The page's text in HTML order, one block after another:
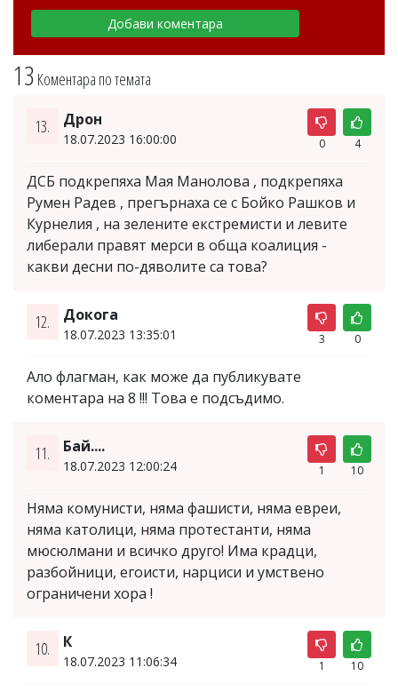
13 Коментара по темата
13. Дрон
18.07.2023 16:00:00 0 4
ДСБ подкрепяха Мая Манолова , подкрепяха
Румен Радев , прегърнаха се с Бойко Рашков и
Курнелия , на зелените екстремисти и левите
либерали правят мерси в обща коалиция -
какви десни по-дяволите са това?
12. Докога
18.07.2023 13:35:01 3 0
Ало флагман, как може да публикувате
коментара на 8 !!! Това е подсъдимо.
11. Бай....
18.07.2023 12:00:24 1 10
Няма комунисти, няма фашисти, няма евреи,
няма католици, няма протестанти, няма
мюсюлмани и всичко друго! Има крадци,
разбойници, егоисти, нарциси и умствено
ограничени хора !
10. К
18.07.2023 11:06:34 1 10